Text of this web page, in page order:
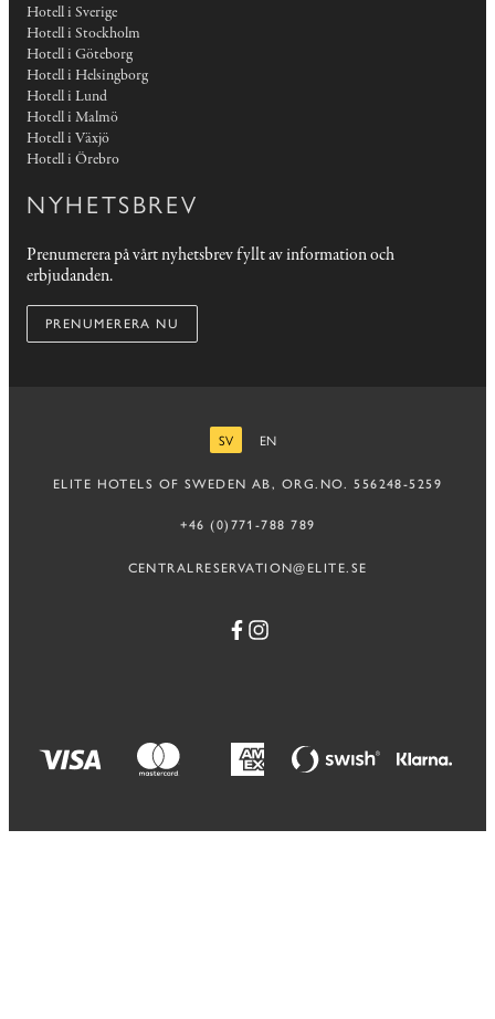
Hotell i Sverige
Hotell i Stockholm
Hotell i Göteborg
Hotell i Helsingborg
Hotell i Lund
Hotell i Malmö
Hotell i Växjö
Hotell i Örebro
NYHETSBREV
Prenumerera på vårt nyhetsbrev fyllt av information och
erbjudanden.
PRENUMERERA NU
SV
EN
ELITE HOTELS OF SWEDEN AB, ORG.NO. 556248-5259
+46 (0)771-788 789
CENTRALRESERVATION@ELITE.SE